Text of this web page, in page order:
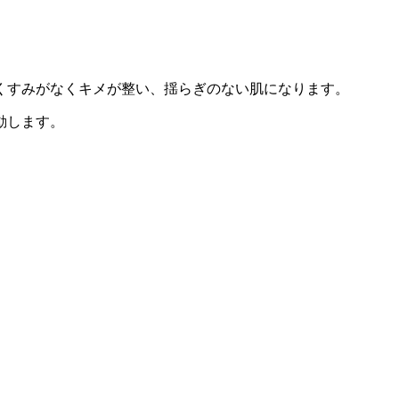
みがなくキメが整い、揺らぎのない肌になります。
ます。